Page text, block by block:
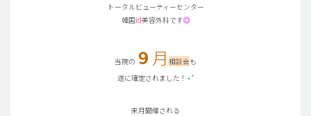
トータルビューティーセンター
韓国id美容外科です◎
当院の ９ 月 相談会も
遂に確定されました！ ⋆︎*
来月開催される